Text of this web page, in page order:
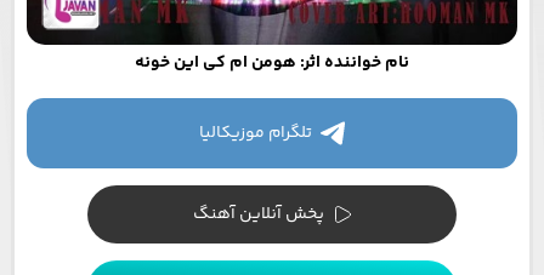
نام خواننده اثر: هومن ام کی این خونه
تلگرام موزیکالیا
پخش آنلاین آهنگ